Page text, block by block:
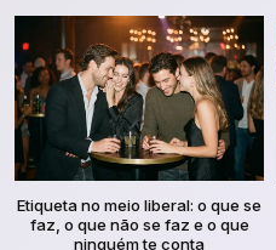
Etiqueta no meio liberal: o que se
faz, o que não se faz e o que
ninguém te conta